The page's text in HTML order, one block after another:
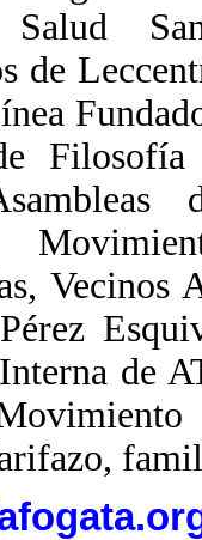
Salud
de
de